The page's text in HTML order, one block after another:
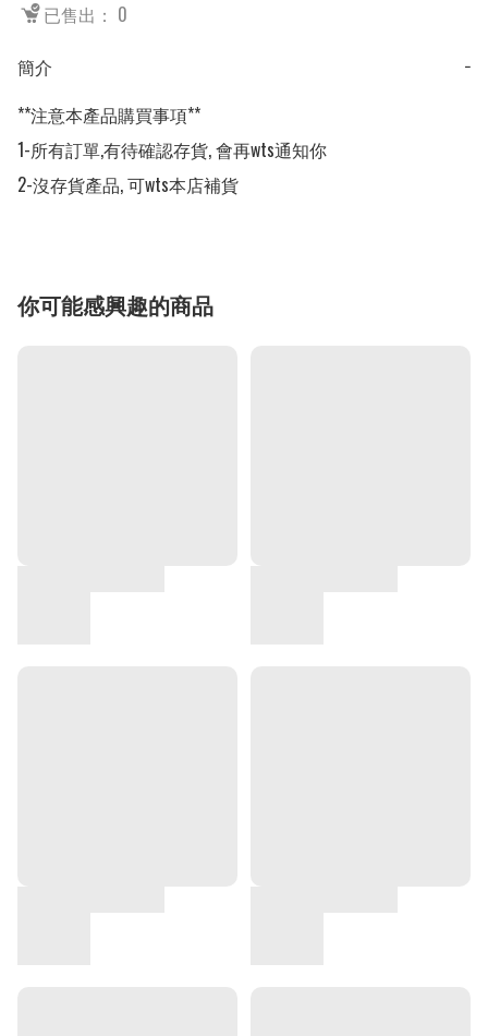
已售出： 0
簡介
−
**注意本產品購買事項**
1-所有訂單,有待確認存貨, 會再wts通知你
2-沒存貨產品, 可wts本店補貨
你可能感興趣的商品